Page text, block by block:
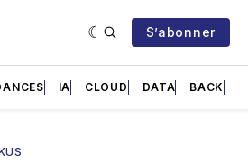
S’abonner
IA CLOUD DATA BACK